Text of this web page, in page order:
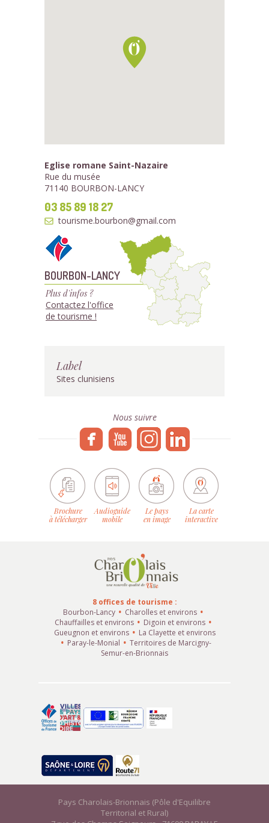
Eglise romane Saint-Nazaire
Rue du musée
71140 BOURBON-LANCY
03 85 89 18 27
tourisme.bourbon@gmail.com
BOURBON-LANCY
Plus d'infos ?
Contactez l'office
de tourisme !
Label
Sites clunisiens
Nous suivre
Brochure
à télécharger
Audioguide
mobile
Le pays
en image
La carte
interactive
8 offices de tourisme :
Bourbon-Lancy
Charolles et environs
Chauffailles et environs
Digoin et environs
Gueugnon et environs
La Clayette et environs
Paray-le-Monial
Territoires de Marcigny-
Semur-en-Brionnais
Pays Charolais-Brionnais (Pôle d'Equilibre
Territorial et Rural)